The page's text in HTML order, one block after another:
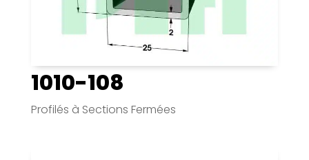
1010-108
Profilés à Sections Fermées